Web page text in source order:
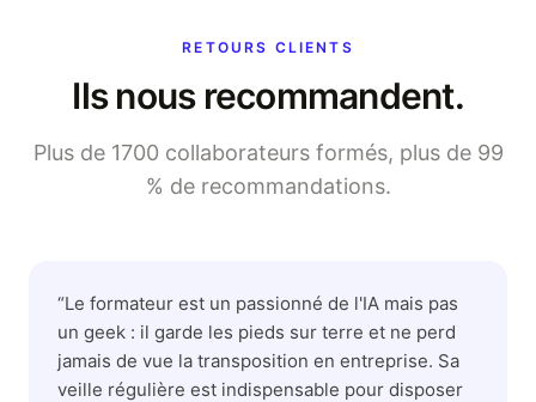
RETOURS CLIENTS
Ils nous recommandent.
Plus de 1700 collaborateurs formés, plus de 99
% de recommandations.
“Le formateur est un passionné de l'IA mais pas
un geek : il garde les pieds sur terre et ne perd
jamais de vue la transposition en entreprise. Sa
veille régulière est indispensable pour disposer